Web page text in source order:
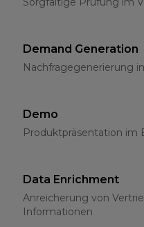
Demand Generation
Nachfragegenerierung
Demo
Produktpräsentation im
Data Enrichment
Anreicherung von
Informationen